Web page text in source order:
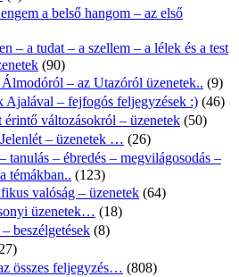
a belső hangom – az első
– a tudat – a szellem – a lélek és a test
(90)
– az Utazóról üzenetek.. (9)
Ajalával – fejfogós feljegyzések :) (46)
változásokról – üzenetek (50)
– üzenetek … (26)
tanulás – ébredés – megvilágosodás –
témákban.. (123)
valóság – üzenetek (64)
üzenetek… (18)
beszélgetések (8)
összes feljegyzés… (808)